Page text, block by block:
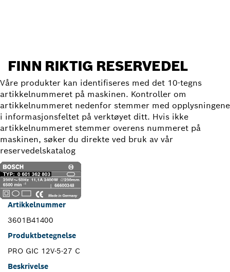
FINN RIKTIG RESERVEDEL
Våre produkter kan identifiseres med det 10-tegns
artikkelnummeret på maskinen. Kontroller om
artikkelnummeret nedenfor stemmer med opplysningene
i informasjonsfeltet på verktøyet ditt. Hvis ikke
artikkelnummeret stemmer overens nummeret på
maskinen, søker du direkte ved bruk av vår
reservedelskatalog
Artikkelnummer
3601B41400
Produktbetegnelse
PRO GIC 12V-5-27 C
Beskrivelse